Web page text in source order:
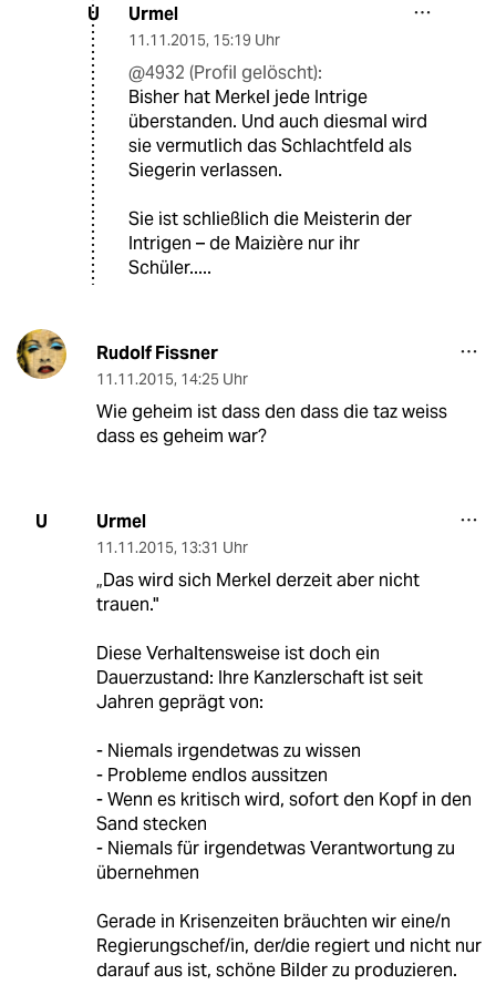
U Urmel
11.11.2015, 15:19 Uhr
@4932 (Profil gelöscht):
Bisher hat Merkel jede Intrige
überstanden. Und auch diesmal wird
sie vermutlich das Schlachtfeld als
Siegerin verlassen.
Sie ist schließlich die Meisterin der
Intrigen – de Maizière nur ihr
Schüler.....
Rudolf Fissner
11.11.2015, 14:25 Uhr
Wie geheim ist dass den dass die taz weiss
dass es geheim war?
U Urmel
11.11.2015, 13:31 Uhr
„Das wird sich Merkel derzeit aber nicht
trauen."
Diese Verhaltensweise ist doch ein
Dauerzustand: Ihre Kanzlerschaft ist seit
Jahren geprägt von:
- Niemals irgendetwas zu wissen
- Probleme endlos aussitzen
- Wenn es kritisch wird, sofort den Kopf in den
Sand stecken
- Niemals für irgendetwas Verantwortung zu
übernehmen
Gerade in Krisenzeiten bräuchten wir eine/n
Regierungschef/in, der/die regiert und nicht nur
darauf aus ist, schöne Bilder zu produzieren.